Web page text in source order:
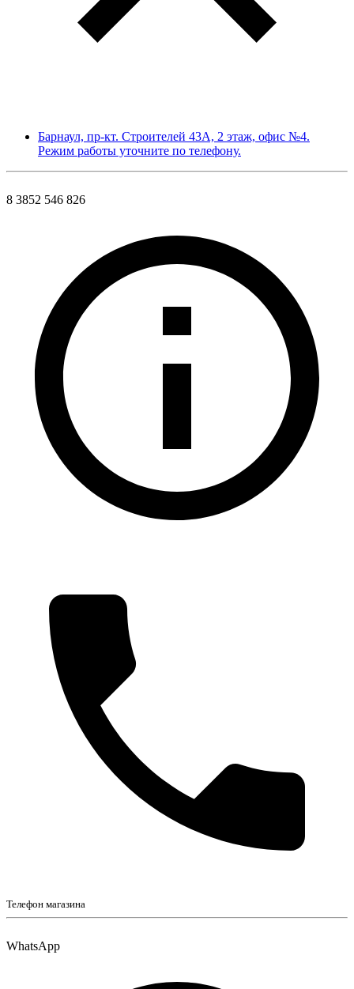
Барнаул, пр-кт. Строителей 43А, 2 этаж, офис №4.
Режим работы уточните по телефону.
8 3852 546 826
Телефон магазина
WhatsApp